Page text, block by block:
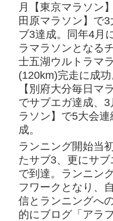
月【東京マラソン
田原マラソン】で
ブ3達成。同年4月
ラマラソンとなる
士五湖ウルトラマ
(120km)完走に成功
【別府大分毎日マ
でサブエガ達成、3
ラソン】で5大会連
成。
ランニング開始当
たサブ3、更にサブ
で到達。ランニン
フワークとなり、
信とランニングへ
的にブログ「アラ